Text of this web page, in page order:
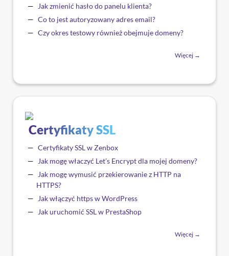
Jak zmienić hasło do panelu klienta?
Co to jest autoryzowany adres email?
Czy okres testowy również obejmuje domeny?
Więcej →
Certyfikaty SSL
Certyfikaty SSL w Zenbox
Jak mogę właczyć Let’s Encrypt dla mojej domeny?
Jak mogę wymusić przekierowanie z HTTP na
HTTPS?
Jak włączyć https w WordPress
Jak uruchomić SSL w PrestaShop
Więcej →